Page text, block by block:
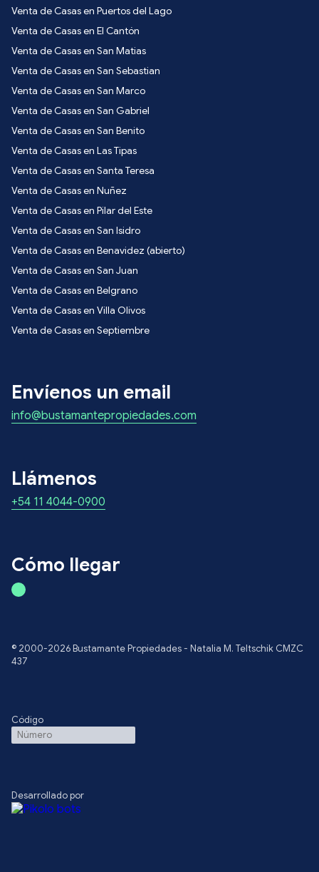
Venta de Casas en Puertos del Lago
Venta de Casas en El Cantón
Venta de Casas en San Matias
Venta de Casas en San Sebastian
Venta de Casas en San Marco
Venta de Casas en San Gabriel
Venta de Casas en San Benito
Venta de Casas en Las Tipas
Venta de Casas en Santa Teresa
Venta de Casas en Nuñez
Venta de Casas en Pilar del Este
Venta de Casas en San Isidro
Venta de Casas en Benavidez (abierto)
Venta de Casas en San Juan
Venta de Casas en Belgrano
Venta de Casas en Villa Olivos
Venta de Casas en Septiembre
Envíenos un email
info@bustamantepropiedades.com
Llámenos
+54 11 4044-0900
Cómo llegar
© 2000-2026 Bustamante Propiedades - Natalia M. Teltschik CMZC
437
Código
Desarrollado por